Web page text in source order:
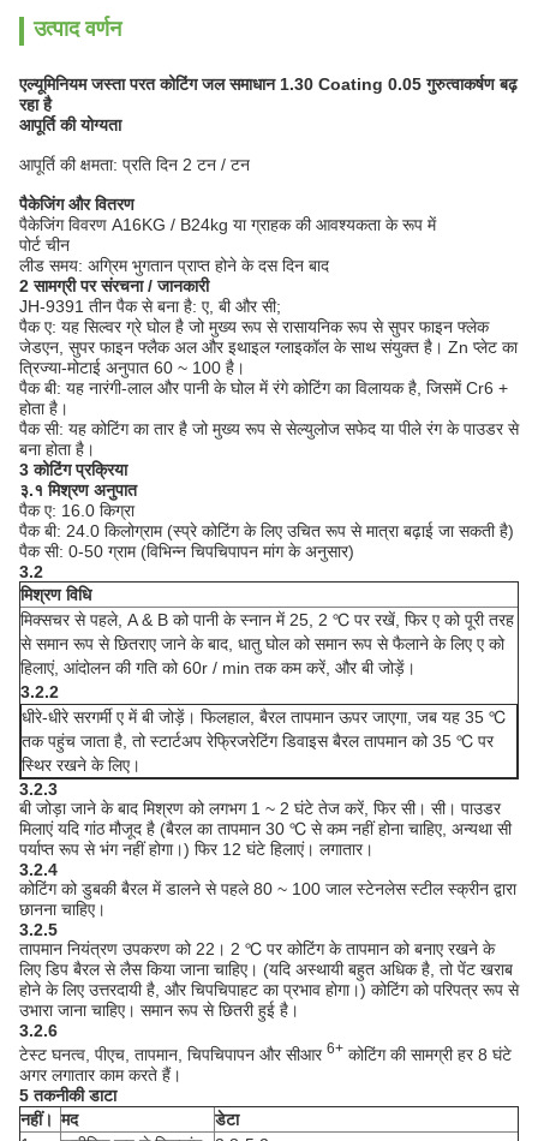
उत्पाद वर्णन
एल्यूमिनियम जस्ता परत कोटिंग जल समाधान 1.30 Coating 0.05 गुरुत्वाकर्षण बढ़
रहा है
आपूर्ति की योग्यता
आपूर्ति की क्षमता: प्रति दिन 2 टन / टन
पैकेजिंग और वितरण
पैकेजिंग विवरण A16KG / B24kg या ग्राहक की आवश्यकता के रूप में
पोर्ट चीन
लीड समय: अग्रिम भुगतान प्राप्त होने के दस दिन बाद
2 सामग्री पर संरचना / जानकारी
JH-9391 तीन पैक से बना है: ए, बी और सी;
पैक ए: यह सिल्वर ग्रे घोल है जो मुख्य रूप से रासायनिक रूप से सुपर फाइन फ्लेक
जेडएन, सुपर फाइन फ्लैक अल और इथाइल ग्लाइकॉल के साथ संयुक्त है। Zn प्लेट का
त्रिज्या-मोटाई अनुपात 60 ~ 100 है।
पैक बी: यह नारंगी-लाल और पानी के घोल में रंगे कोटिंग का विलायक है, जिसमें Cr6 +
होता है।
पैक सी: यह कोटिंग का तार है जो मुख्य रूप से सेल्युलोज सफेद या पीले रंग के पाउडर से
बना होता है।
3 कोटिंग प्रक्रिया
३.१ मिश्रण अनुपात
पैक ए: 16.0 किग्रा
पैक बी: 24.0 किलोग्राम (स्प्रे कोटिंग के लिए उचित रूप से मात्रा बढ़ाई जा सकती है)
पैक सी: 0-50 ग्राम (विभिन्न चिपचिपापन मांग के अनुसार)
3.2
मिश्रण विधि
मिक्सचर से पहले, A & B को पानी के स्नान में 25, 2 ℃ पर रखें, फिर ए को पूरी तरह
से समान रूप से छितराए जाने के बाद, धातु घोल को समान रूप से फैलाने के लिए ए को
हिलाएं, आंदोलन की गति को 60r / min तक कम करें, और बी जोड़ें।
3.2.2
धीरे-धीरे सरगर्मी ए में बी जोड़ें। फिलहाल, बैरल तापमान ऊपर जाएगा, जब यह 35 ℃
तक पहुंच जाता है, तो स्टार्टअप रेफ्रिजरेटिंग डिवाइस बैरल तापमान को 35 ℃ पर
स्थिर रखने के लिए।
3.2.3
बी जोड़ा जाने के बाद मिश्रण को लगभग 1 ~ 2 घंटे तेज करें, फिर सी। सी। पाउडर
मिलाएं यदि गांठ मौजूद है (बैरल का तापमान 30 ℃ से कम नहीं होना चाहिए, अन्यथा सी
पर्याप्त रूप से भंग नहीं होगा।) फिर 12 घंटे हिलाएं। लगातार।
3.2.4
कोटिंग को डुबकी बैरल में डालने से पहले 80 ~ 100 जाल स्टेनलेस स्टील स्क्रीन द्वारा
छानना चाहिए।
3.2.5
तापमान नियंत्रण उपकरण को 22। 2 ℃ पर कोटिंग के तापमान को बनाए रखने के
लिए डिप बैरल से लैस किया जाना चाहिए। (यदि अस्थायी बहुत अधिक है, तो पेंट खराब
होने के लिए उत्तरदायी है, और चिपचिपाहट का प्रभाव होगा।) कोटिंग को परिपत्र रूप से
उभारा जाना चाहिए। समान रूप से छितरी हुई है।
3.2.6
टेस्ट घनत्व, पीएच, तापमान, चिपचिपापन और सीआर 6+ कोटिंग की सामग्री हर 8 घंटे
अगर लगातार काम करते हैं।
5 तकनीकी डाटा
नहीं। मद
डेटा